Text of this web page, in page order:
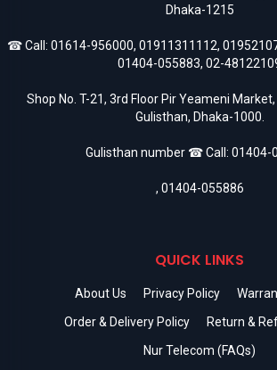
Dhaka-1215
☎ Call: 01614-956000, 01911311112,
01404-055883, 02-
Shop No. T-21, 3rd Floor Pir Yeameni
Gulisthan, Dhaka-1000.
Gulisthan number ☎ Call: 01404-
, 01404-055886
QUICK LINKS
About Us Privacy Policy
Order & Delivery Policy
Return &
Nur Telecom (FAQs)